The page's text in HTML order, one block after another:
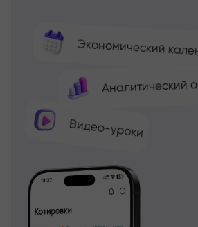
Экономический
Аналитический
Видео-уроки